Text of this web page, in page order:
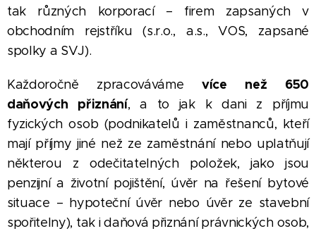
tak různých korporací – firem zapsaných v
obchodním rejstříku (s.r.o., a.s., VOS, zapsané
spolky a SVJ).
Každoročně zpracovávámevíce než 650
daňových přiznání, a to jak k dani z příjmu
fyzických osob (podnikatelů i zaměstnanců, kteří
mají příjmy jiné než ze zaměstnání nebo uplatňují
některou z odečitatelných položek, jako jsou
penzijní a životní pojištění, úvěr na řešení bytové
situace – hypoteční úvěr nebo úvěr ze stavební
spořitelny), tak i daňová přiznání právnických osob,